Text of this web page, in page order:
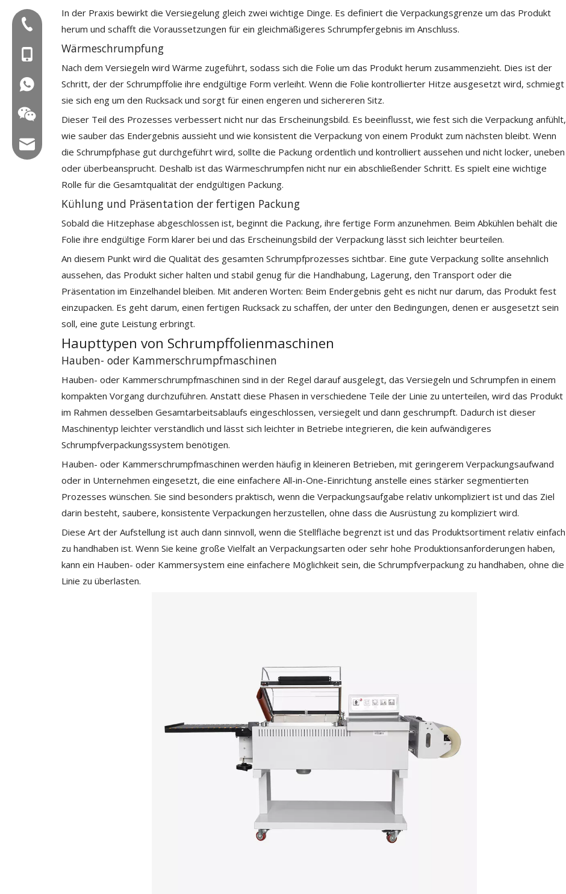
In der Praxis bewirkt die Versiegelung gleich zwei wichtige Dinge. Es definiert die Verpackungsgrenze um das Produkt
herum und schafft die Voraussetzungen für ein gleichmäßigeres Schrumpfergebnis im Anschluss.
Wärmeschrumpfung
Nach dem Versiegeln wird Wärme zugeführt, sodass sich die Folie um das Produkt herum zusammenzieht. Dies ist der
Schritt, der der Schrumpffolie ihre endgültige Form verleiht. Wenn die Folie kontrollierter Hitze ausgesetzt wird, schmiegt
sie sich eng um den Rucksack und sorgt für einen engeren und sichereren Sitz.
Dieser Teil des Prozesses verbessert nicht nur das Erscheinungsbild. Es beeinflusst, wie fest sich die Verpackung anfühlt,
wie sauber das Endergebnis aussieht und wie konsistent die Verpackung von einem Produkt zum nächsten bleibt. Wenn
die Schrumpfphase gut durchgeführt wird, sollte die Packung ordentlich und kontrolliert aussehen und nicht locker, uneben
oder überbeansprucht. Deshalb ist das Wärmeschrumpfen nicht nur ein abschließender Schritt. Es spielt eine wichtige
Rolle für die Gesamtqualität der endgültigen Packung.
Kühlung und Präsentation der fertigen Packung
Sobald die Hitzephase abgeschlossen ist, beginnt die Packung, ihre fertige Form anzunehmen. Beim Abkühlen behält die
Folie ihre endgültige Form klarer bei und das Erscheinungsbild der Verpackung lässt sich leichter beurteilen.
An diesem Punkt wird die Qualität des gesamten Schrumpfprozesses sichtbar. Eine gute Verpackung sollte ansehnlich
aussehen, das Produkt sicher halten und stabil genug für die Handhabung, Lagerung, den Transport oder die
Präsentation im Einzelhandel bleiben. Mit anderen Worten: Beim Endergebnis geht es nicht nur darum, das Produkt fest
einzupacken. Es geht darum, einen fertigen Rucksack zu schaffen, der unter den Bedingungen, denen er ausgesetzt sein
soll, eine gute Leistung erbringt.
Haupttypen von Schrumpffolienmaschinen
Hauben- oder Kammerschrumpfmaschinen
Hauben- oder Kammerschrumpfmaschinen sind in der Regel darauf ausgelegt, das Versiegeln und Schrumpfen in einem
kompakten Vorgang durchzuführen. Anstatt diese Phasen in verschiedene Teile der Linie zu unterteilen, wird das Produkt
im Rahmen desselben Gesamtarbeitsablaufs eingeschlossen, versiegelt und dann geschrumpft. Dadurch ist dieser
Maschinentyp leichter verständlich und lässt sich leichter in Betriebe integrieren, die kein aufwändigeres
Schrumpfverpackungssystem benötigen.
Hauben- oder Kammerschrumpfmaschinen werden häufig in kleineren Betrieben, mit geringerem Verpackungsaufwand
oder in Unternehmen eingesetzt, die eine einfachere All-in-One-Einrichtung anstelle eines stärker segmentierten
Prozesses wünschen. Sie sind besonders praktisch, wenn die Verpackungsaufgabe relativ unkompliziert ist und das Ziel
darin besteht, saubere, konsistente Verpackungen herzustellen, ohne dass die Ausrüstung zu kompliziert wird.
Diese Art der Aufstellung ist auch dann sinnvoll, wenn die Stellfläche begrenzt ist und das Produktsortiment relativ einfach
zu handhaben ist. Wenn Sie keine große Vielfalt an Verpackungsarten oder sehr hohe Produktionsanforderungen haben,
kann ein Hauben- oder Kammersystem eine einfachere Möglichkeit sein, die Schrumpfverpackung zu handhaben, ohne die
Linie zu überlasten.
Tel:+86-577-88627766
Mob: +86-18858715170
WA: 0086 18858715170
Wechat